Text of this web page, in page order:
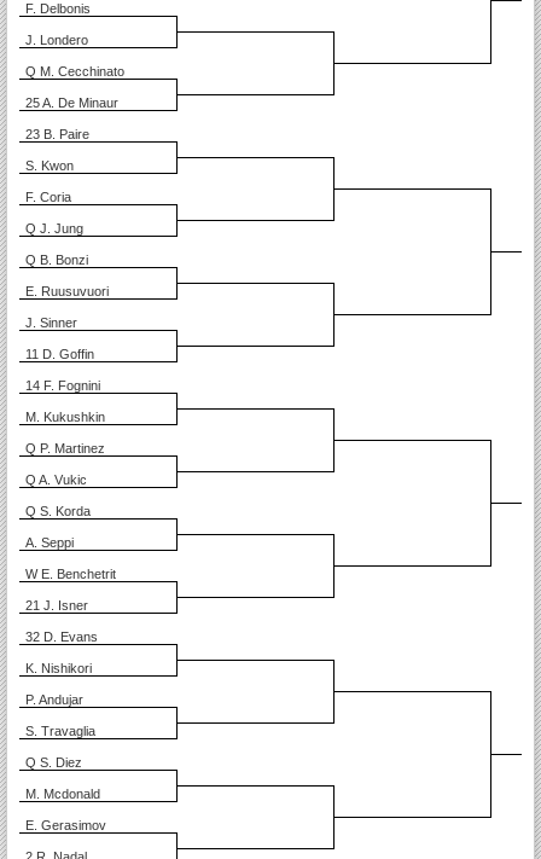
F. Delbonis
J. Londero
Q M. Cecchinato
25 A. De Minaur
23 B. Paire
S. Kwon
F. Coria
Q J. Jung
Q B. Bonzi
E. Ruusuvuori
J. Sinner
11 D. Goffin
14 F. Fognini
M. Kukushkin
Q P. Martinez
Q A. Vukic
Q S. Korda
A. Seppi
W E. Benchetrit
21 J. Isner
32 D. Evans
K. Nishikori
P. Andujar
S. Travaglia
Q S. Diez
M. Mcdonald
E. Gerasimov